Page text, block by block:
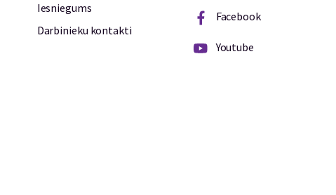
Iesniegums
Darbinieku kontakti
Facebook
Youtube